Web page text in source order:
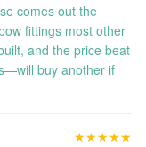
comes out the
fittings most other
and the price beat
buy another if
★★★★★
★★★★★